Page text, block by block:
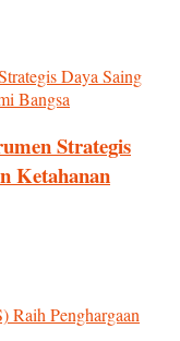
Strategis
Ketahanan